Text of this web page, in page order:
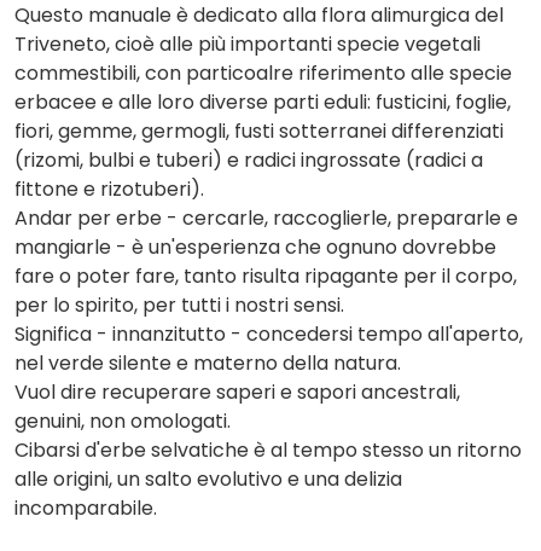
Questo manuale è dedicato alla flora alimurgica del
Triveneto, cioè alle più importanti specie vegetali
commestibili, con particoalre riferimento alle specie
erbacee e alle loro diverse parti eduli: fusticini, foglie,
fiori, gemme, germogli, fusti sotterranei differenziati
(rizomi, bulbi e tuberi) e radici ingrossate (radici a
fittone e rizotuberi).
Andar per erbe - cercarle, raccoglierle, prepararle e
mangiarle - è un'esperienza che ognuno dovrebbe
fare o poter fare, tanto risulta ripagante per il corpo,
per lo spirito, per tutti i nostri sensi.
Significa - innanzitutto - concedersi tempo all'aperto,
nel verde silente e materno della natura.
Vuol dire recuperare saperi e sapori ancestrali,
genuini, non omologati.
Cibarsi d'erbe selvatiche è al tempo stesso un ritorno
alle origini, un salto evolutivo e una delizia
incomparabile.